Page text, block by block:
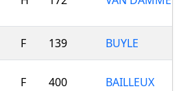
F 139 BUYLE
F 400 BAILLEUX